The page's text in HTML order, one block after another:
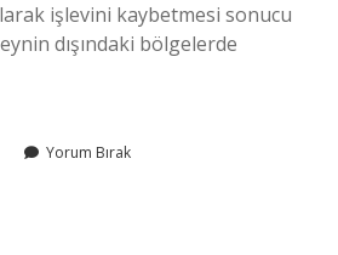
işlevini kaybetmesi sonucu
dışındaki bölgelerde
Yorum Bırak